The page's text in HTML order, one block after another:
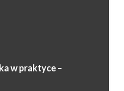
w praktyce –